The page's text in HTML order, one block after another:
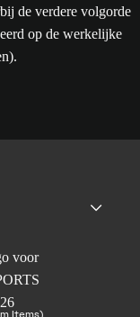
de verdere volgorde
op de werkelijke